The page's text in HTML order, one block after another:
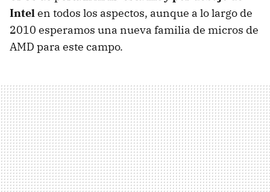
Intelen todos los aspectos, aunque a lo largo de
2010 esperamos una nueva familia de micros de
AMD para este campo.